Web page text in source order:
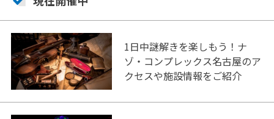
1日中謎解きを楽しもう！ナ
ゾ・コンプレックス名古屋のア
クセスや施設情報をご紹介